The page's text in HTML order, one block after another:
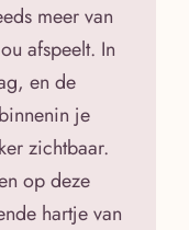
meer van
afspeelt. In
en de
je
zichtbaar.
op deze
hartje van